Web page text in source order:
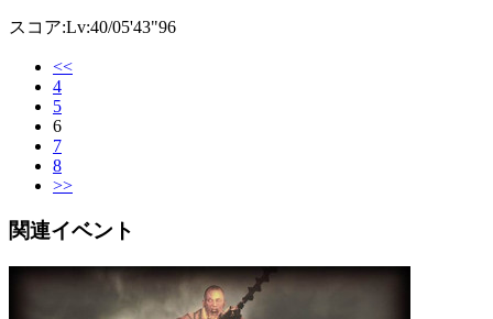
スコア:Lv:40/05'43"96
<<
4
5
6
7
8
>>
関連イベント